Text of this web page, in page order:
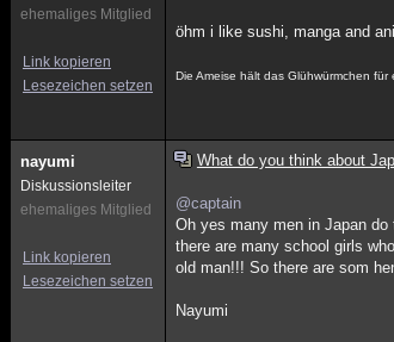
ehemaliges Mitglied
Link kopieren
Lesezeichen setzen
öhm i like sushi, manga and
Die Ameise hält das Glühwürmchen für
nayumi
Diskussionsleiter
ehemaliges Mitglied
Link kopieren
Lesezeichen setzen
What do you think about
@captain
Oh yes many men in Japan
there are many school girls
old man!!! So there are som
Nayumi